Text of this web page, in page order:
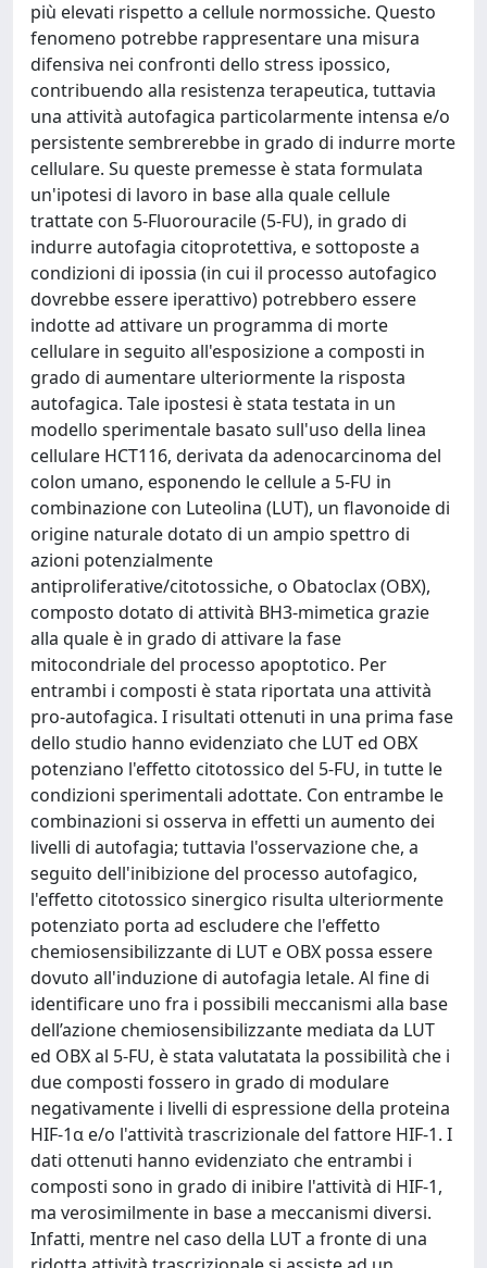
più elevati rispetto a cellule normossiche. Questo
fenomeno potrebbe rappresentare una misura
difensiva nei confronti dello stress ipossico,
contribuendo alla resistenza terapeutica, tuttavia
una attività autofagica particolarmente intensa e/o
persistente sembrerebbe in grado di indurre morte
cellulare. Su queste premesse è stata formulata
un'ipotesi di lavoro in base alla quale cellule
trattate con 5-Fluorouracile (5-FU), in grado di
indurre autofagia citoprotettiva, e sottoposte a
condizioni di ipossia (in cui il processo autofagico
dovrebbe essere iperattivo) potrebbero essere
indotte ad attivare un programma di morte
cellulare in seguito all'esposizione a composti in
grado di aumentare ulteriormente la risposta
autofagica. Tale ipostesi è stata testata in un
modello sperimentale basato sull'uso della linea
cellulare HCT116, derivata da adenocarcinoma del
colon umano, esponendo le cellule a 5-FU in
combinazione con Luteolina (LUT), un flavonoide di
origine naturale dotato di un ampio spettro di
azioni potenzialmente
antiproliferative/citotossiche, o Obatoclax (OBX),
composto dotato di attività BH3-mimetica grazie
alla quale è in grado di attivare la fase
mitocondriale del processo apoptotico. Per
entrambi i composti è stata riportata una attività
pro-autofagica. I risultati ottenuti in una prima fase
dello studio hanno evidenziato che LUT ed OBX
potenziano l'effetto citotossico del 5-FU, in tutte le
condizioni sperimentali adottate. Con entrambe le
combinazioni si osserva in effetti un aumento dei
livelli di autofagia; tuttavia l'osservazione che, a
seguito dell'inibizione del processo autofagico,
l'effetto citotossico sinergico risulta ulteriormente
potenziato porta ad escludere che l'effetto
chemiosensibilizzante di LUT e OBX possa essere
dovuto all'induzione di autofagia letale. Al fine di
identificare uno fra i possibili meccanismi alla base
dell’azione chemiosensibilizzante mediata da LUT
ed OBX al 5-FU, è stata valutatata la possibilità che i
due composti fossero in grado di modulare
negativamente i livelli di espressione della proteina
HIF-1α e/o l'attività trascrizionale del fattore HIF-1. I
dati ottenuti hanno evidenziato che entrambi i
composti sono in grado di inibire l'attività di HIF-1,
ma verosimilmente in base a meccanismi diversi.
Infatti, mentre nel caso della LUT a fronte di una